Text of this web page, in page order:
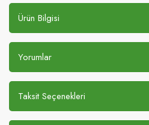
Ürün Bilgisi
Yorumlar
Taksit Seçenekleri